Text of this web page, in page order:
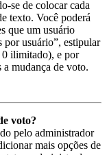
se de colocar cada
texto. Você poderá
que um usuário
por usuário”, estipular
0 ilimitado), e por
mudança de voto.
voto?
pelo administrador
mais opções de